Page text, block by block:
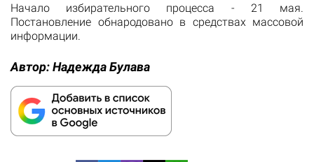
Начало избирательного процесса - 21 мая.
Постановление обнародовано в средствах массовой
информации.
Автор:Надежда Булава